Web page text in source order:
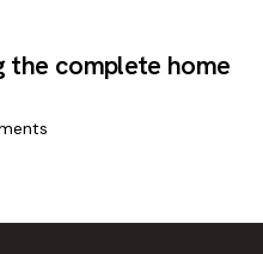
complete home